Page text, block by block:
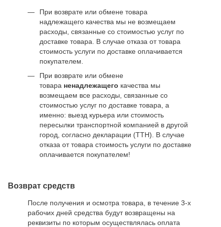
При возврате или обмене товара
надлежащего качества мы не возмещаем
расходы, связанные со стоимостью услуг по
доставке товара. В случае отказа от товара
стоимость услуги по доставке оплачивается
покупателем.
При возврате или обмене
товара ненадлежащего качества мы
возмещаем все расходы, связанные со
стоимостью услуг по доставке товара, а
именно: выезд курьера или стоимость
пересылки транспортной компанией в другой
город, согласно декларации (ТТН). В случае
отказа от товара стоимость услуги по доставке
оплачивается покупателем!
Возврат средств
После получения и осмотра товара, в течение 3-х
рабочих дней средства будут возвращены на
реквизиты по которым осуществлялась оплата